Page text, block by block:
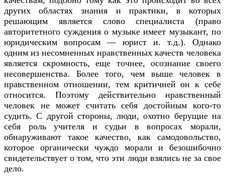
других областях знания и практики, в которых
решающим является слово специалиста (право
авторитетного суждения о музыке имеет музыкант, по
юридическим вопросам — юрист и. т.д.). Однако
одним из несомненных нравственных качеств человека
является скромность, еще точнее, осознание своего
несовершенства. Более того, чем выше человек в
нравственном отношении, тем критичней он к себе
относится. Поэтому действительно нравственный
человек не может считать себя достойным кого-то
судить. С другой стороны, люди, охотно берущие на
себя роль учителя и судьи в вопросах морали,
обнаруживают такое качество, как самодовольство,
которое органически чуждо морали и безошибочно
свидетельствует о том, что эти люди взялись не за свое
дело.